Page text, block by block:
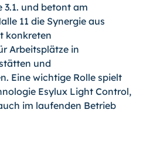
3.1. und betont am
11 die Synergie aus
konkreten
Arbeitsplätze in
und
Eine wichtige Rolle spielt
Esylux Light Control,
im laufenden Betrieb